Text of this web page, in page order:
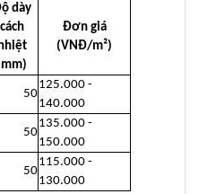
dày
cách
Đơn giá
(VNĐ/m²)
50
125.000 -
140.000
50
135.000 -
150.000
50
115.000 -
130.000